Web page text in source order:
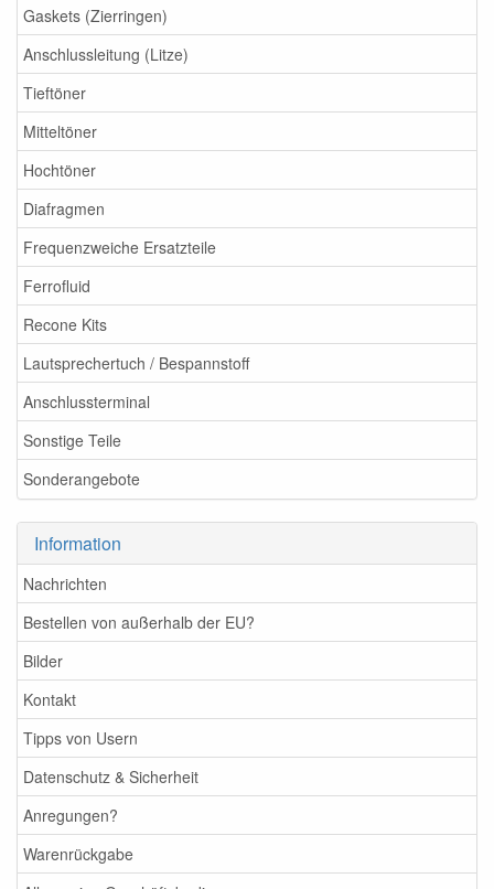
Gaskets (Zierringen)
Anschlussleitung (Litze)
Tieftöner
Mitteltöner
Hochtöner
Diafragmen
Frequenzweiche Ersatzteile
Ferrofluid
Recone Kits
Lautsprechertuch / Bespannstoff
Anschlussterminal
Sonstige Teile
Sonderangebote
Information
Nachrichten
Bestellen von außerhalb der EU?
Bilder
Kontakt
Tipps von Usern
Datenschutz & Sicherheit
Anregungen?
Warenrückgabe